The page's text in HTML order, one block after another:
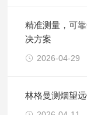
精准测量，可
决方案
2026-04-29
林格曼测烟望